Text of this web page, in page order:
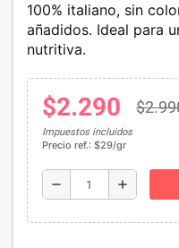
100% italiano, sin
añadidos. Ideal para
nutritiva.
$2.290
Impuestos incluidos
Precio ref.: $29/gr
remove add